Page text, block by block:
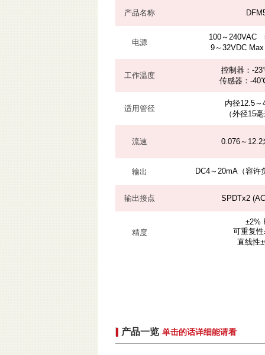
产品名称
电源
100～240VAC
9～32VDC
工作温度
控制器：-
传感器：-
适用管径
内径12.5～
（外径15
流速 0.076～12.2
输出 DC4～20mA（容许
输出接点 SPDTx2
精度
±2%
可重复
直线性
产品一览 单击的话详细能请看